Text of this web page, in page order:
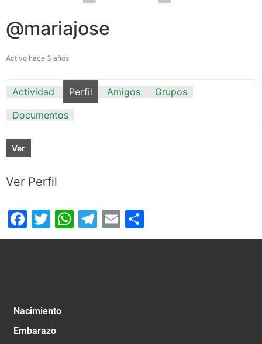
@mariajose
Activo hace 3 años
Actividad Perfil Amigos
Grupos
Documentos
Ver
Ver Perfil
Facebook
Twitter
WhatsApp
Telegram
Email
Nacimiento
Embarazo